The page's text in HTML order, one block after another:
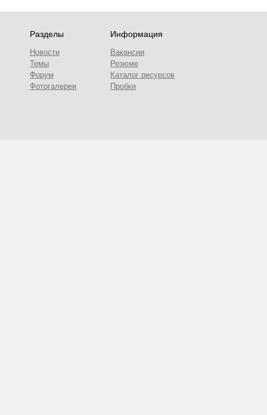
Разделы
Новости
Темы
Форум
Фотогалереи
Информация
Вакансии
Резюме
Каталог ресурсов
Пробки